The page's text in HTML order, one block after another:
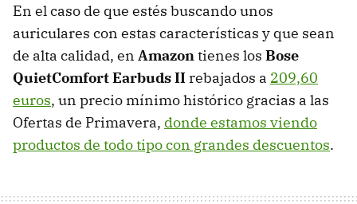
En el caso de que estés buscando unos
auriculares con estas características y que sean
de alta calidad, en Amazontienes los Bose
QuietComfort Earbuds II rebajados a 209,60
euros, un precio mínimo histórico gracias a las
Ofertas de Primavera, donde estamos viendo
productos de todo tipo con grandes descuentos.